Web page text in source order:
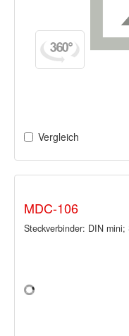
Vergleich
MDC-106
Steckverbinder: DIN